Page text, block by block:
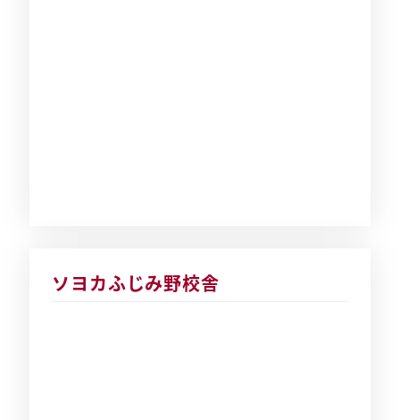
ソヨカふじみ野校舎